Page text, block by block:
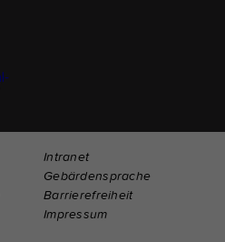
Intranet
Gebärdensprache
Barrierefreiheit
Impressum